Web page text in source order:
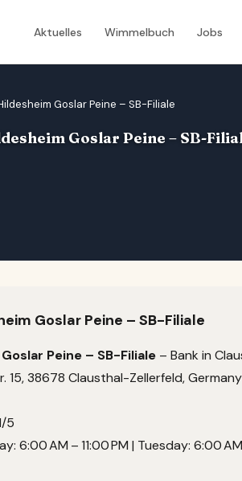
Aktuelles Wimmelbuch Jobs
Goslar Peine – SB-Filiale
Goslar Peine – SB-
Goslar Peine – SB-Filiale
Peine – SB-Filiale – Bank in
15, 38678 Clausthal-Zellerfeld, Germany
5
6:00 AM – 11:00 PM | Tuesday: 6:00